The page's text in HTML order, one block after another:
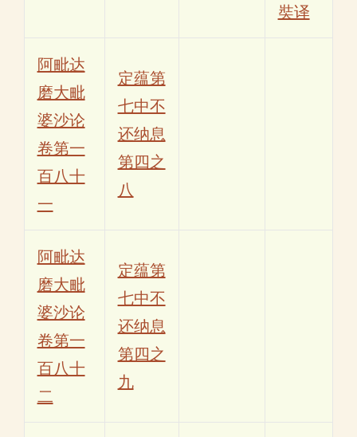
奘译
阿毗达
磨大毗
婆沙论
卷第一
百八十
一
定蕴第
七中不
还纳息
第四之
八
阿毗达
磨大毗
婆沙论
卷第一
百八十
二
定蕴第
七中不
还纳息
第四之
九